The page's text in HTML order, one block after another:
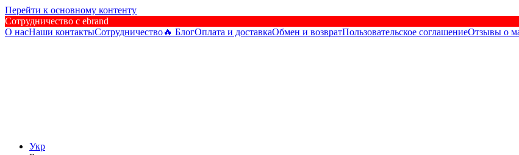
Перейти к основному контенту
Сотрудничество c ebrand
О насНаши контактыСотрудничество🔥 БлогОплата и доставкаОбмен и возвратПользовательское соглашениеОтзывы о
Укр